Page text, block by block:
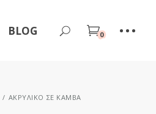
BLOG 0
ΑΚΡΥΛΙΚΌ ΣΕ ΚΑΜΒΆ